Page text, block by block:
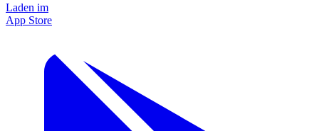
Laden im
App Store